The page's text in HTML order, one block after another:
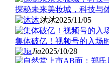
探秘未来美妆城，科技与
沐沐2025/11/05
集体破亿！视频号的入场
Jia2025/10/28